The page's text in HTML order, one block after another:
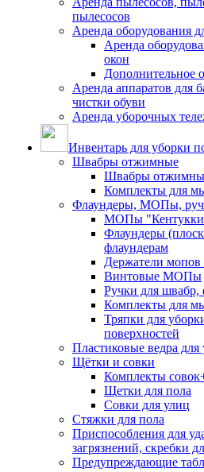
пылесосов
Аренда оборудования
Аренда
окон
Дополнительное
Аренда аппаратов для
чистки обуви
Аренда уборочных
Инвентарь для уборки
Швабры отжимные
Швабры
Комплекты для
Флаундеры, МОПы,
МОПы
Флаундеры
флаундерам
Держатели
Винтовые МОПы
Ручки для швабр,
Комплекты для
Тряпки для
поверхностей
Пластиковые ведра для
Щётки и совки
Комплекты
Щетки для пола
Совки для улиц
Стяжки для пола
Приспособления для
загрязнений, скребки
Предупреждающие